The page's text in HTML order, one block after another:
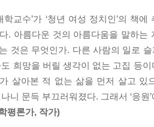
방청객 아르바이트까지 세상의 거
자취러, 좋아하는 일을 하며 살아도
금한 이들을 위해 부록을 추가해
낌없는 지지를 보냈다.
우리들의 홈스위트홈을 찾아서
학교수’가 ‘청년 여성 정치인’의
. 아름다운 것의 아름다움을 말하
것은 무엇인가. 다른 사람의 일로
희망을 버릴 생각이 없는 고집 등
살아본 적 없는 삶을 먼저 살고 있
니 문득 부끄러워졌다. 그래서 ‘응
평론가, 작가)